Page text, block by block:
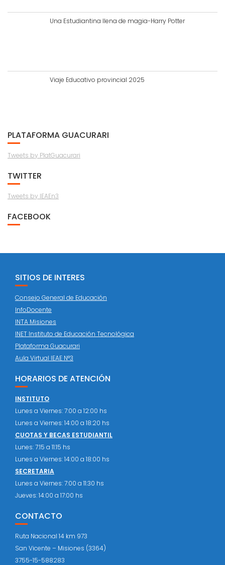
Una Estudiantina llena de magia-Harry Potter
Viaje Educativo provincial 2025
PLATAFORMA GUACURARI
Tweets by PlatGuacurari
TWITTER
Tweets by IEAEn3
FACEBOOK
SITIOS DE INTERES
Consejo General de Educación
InfoDocente
INTA Misiones
INET Instituto de Educación Tecnológica
Plataforma Guacurari
Aula Virtual IEAE N°3
HORARIOS DE ATENCIÓN
INSTITUTO
Lunes a Viernes: 7:00 a 12:00 hs
Lunes a Viernes: 14:00 a 18:20 hs
CUOTAS Y BECAS ESTUDIANTIL
Lunes: 7:15 a 11:15 hs
Lunes a Viernes: 14:00 a 18:00 hs
SECRETARIA
Lunes a Viernes: 7:00 a 11:30 hs
Jueves: 14:00 a 17:00 hs
CONTACTO
Ruta Nacional 14 km 973
San Vicente – Misiones (3364)
3755-15-588283